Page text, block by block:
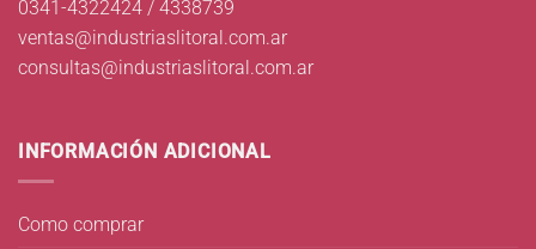
0341-4322424 / 4338739
ventas@industriaslitoral.com.ar
consultas@industriaslitoral.com.ar
INFORMACIÓN ADICIONAL
Como comprar